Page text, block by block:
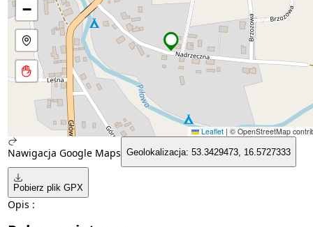
−
Leaflet | © OpenStreetMap
Nawigacja Google Maps Geolokalizacja: 53.3429473, 16.5727333
Pobierz plik GPX
Opis :